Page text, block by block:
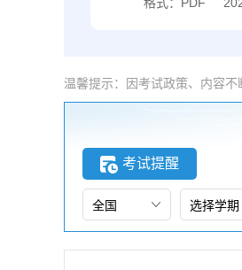
格式：PDF
温馨提示：因考试政策、内容
考试提醒